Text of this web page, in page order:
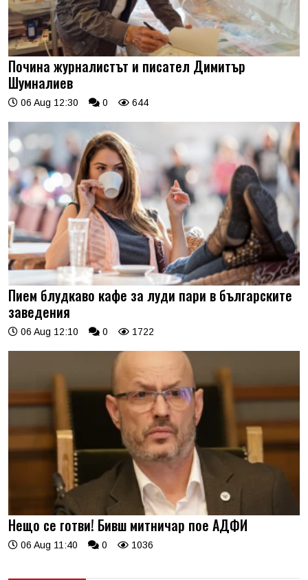
Почина журналистът и писател Димитър
Шумналиев
06 Aug 12:30 0 644
Пием блудкаво кафе за луди пари в българските
заведения
06 Aug 12:10 0 1722
Нещо се готви! Бивш митничар пое АДФИ
06 Aug 11:40 0 1036